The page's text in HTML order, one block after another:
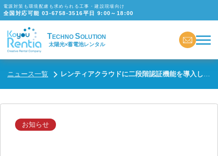
電源対策も環境配慮も求められる工事・建設現場向け
全国対応可能 03-6758-3516平日 9:00～18:00
TECHNO SOLUTION
太陽光×蓄電池レンタル
ニュース一覧 レンティアクラウドに二段階認証機能を導入しました。
お知らせ